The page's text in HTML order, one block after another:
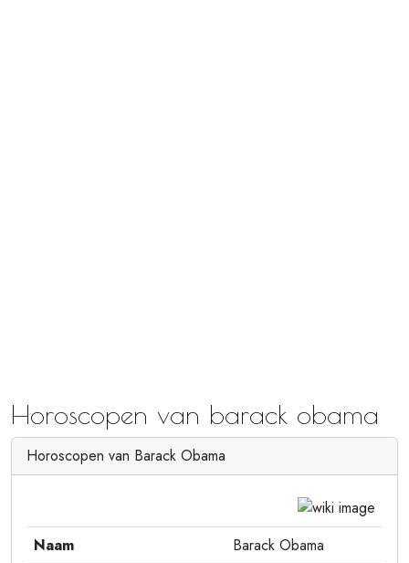
Horoscopen van barack obama
Horoscopen van Barack Obama
Naam
Barack Obama